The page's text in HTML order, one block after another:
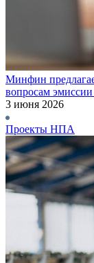
Минфин
вопросам
3 июня 2026
Проекты НПА